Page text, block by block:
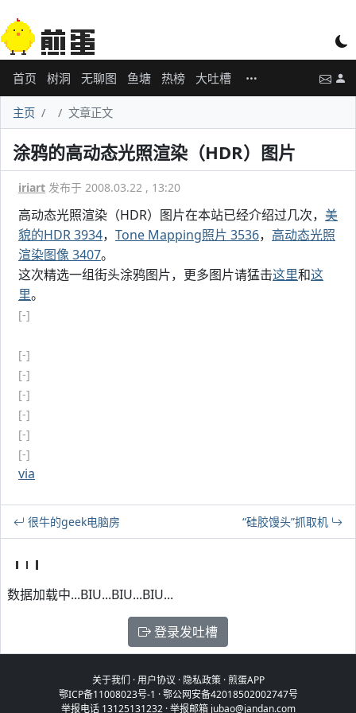
首页 树洞 无聊图 鱼塘 热榜 大吐槽
主页 文章正文
涂鸦的高动态光照渲染（HDR）图片
iriart 发布于 2008.03.22 , 13:20
高动态光照渲染（HDR）图片在本站已经介绍过几次， 美
貌的HDR 3934， Tone Mapping照片 3536， 高动态光照
渲染图像 3407。
这次精选一组街头涂鸦图片，更多图片请猛击这里和这
里。
[-]
[-]
[-]
[-]
[-]
[-]
[-]
via
很牛的geek电脑房 “硅胶馒头”抓取机
数据加载中...BIU...BIU...BIU...
登录发吐槽
关于我们 ·用户协议 · 隐私政策·煎蛋APP
鄂ICP备11008023号-1 ·鄂公网安备42018502002747号
举报电话 13125131232 · 举报邮箱 jubao@jandan.com